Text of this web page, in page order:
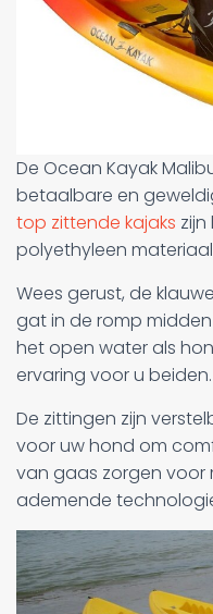
De Ocean Kayak
betaalbare en
top zittende kajaks
polyethyleen
Wees gerust, de
gat in de romp
het open water als
ervaring voor u beiden.
De zittingen zijn
voor uw hond om
van gaas zorgen voor
ademende